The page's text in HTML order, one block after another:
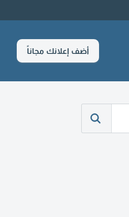
أضف إعلانك مجاناً